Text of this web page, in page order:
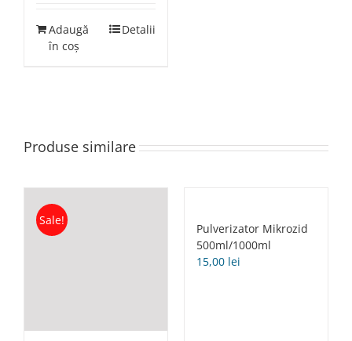
Adaugă
în coș
Detalii
Produse similare
Sale!
Pulverizator Mikrozid
500ml/1000ml
15,00 lei